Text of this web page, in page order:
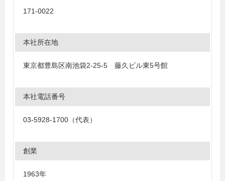
171-0022
本社所在地
東京都豊島区南池袋2-25-5 藤久ビル東5号館
本社電話番号
03-5928-1700（代表）
創業
1963年